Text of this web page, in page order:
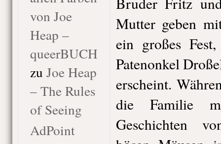
von Joe
Heap –
queerBUCH
zu Joe Heap
– The Rules
of Seeing
AdPoint
Mutter geben
ein großes
Patenonkel
erscheint.
die Familie
Geschichten